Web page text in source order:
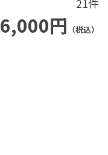
6,000円 （税込）